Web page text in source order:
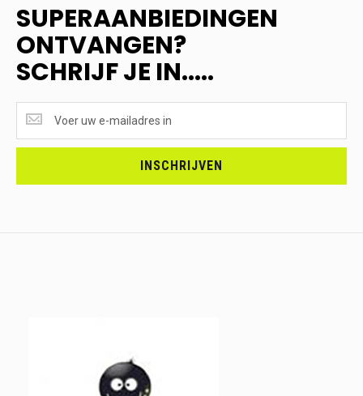
SUPERAANBIEDINGEN
ONTVANGEN?
SCHRIJF JE IN.....
ONTVANGEN?
<br>SCHRIJF
INSCHRIJVEN